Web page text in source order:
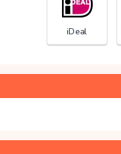
iDeal